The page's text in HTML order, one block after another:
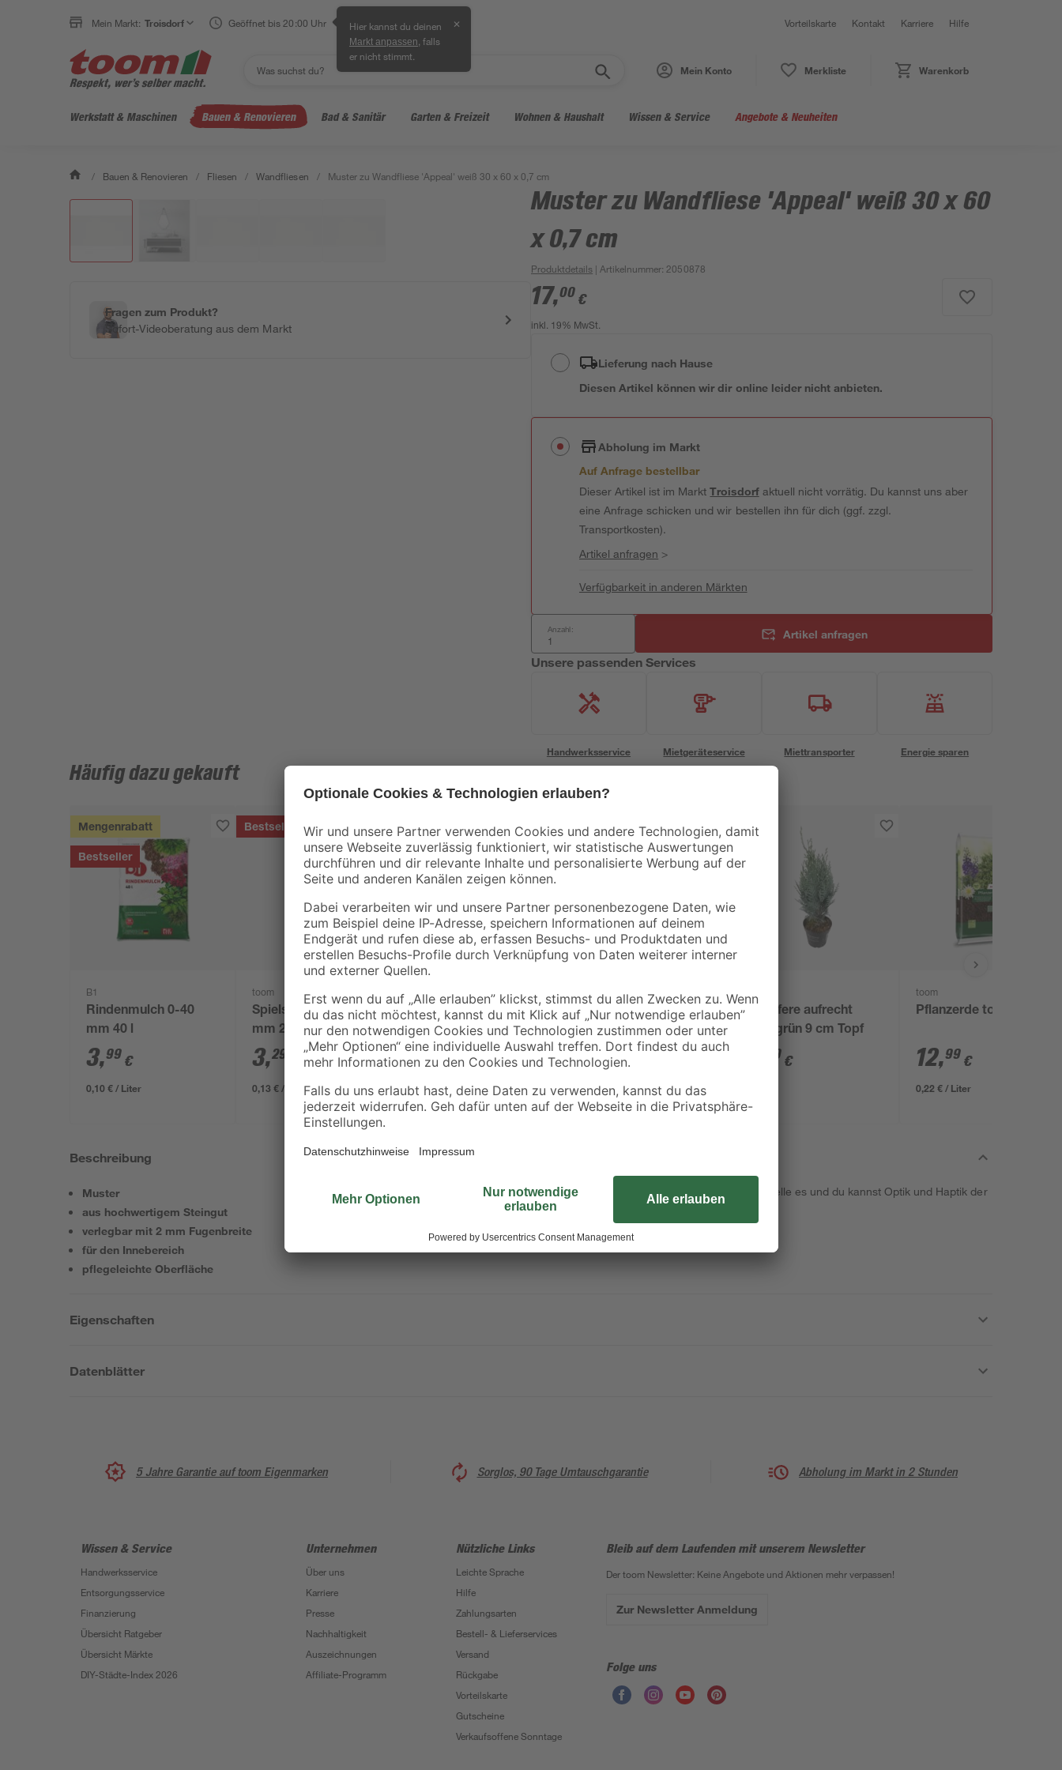
Mein Markt: Troisdorf Geöffnet bis 20:00 Uhr Hier kannst du deinen
Markt anpassen , falls
er nicht stimmt.
✕ Vorteilskarte Kontakt Karriere Hilfe
Mein Konto Merkliste Warenkorb
Werkstatt & Maschinen Bauen & Renovieren Bad & Sanitär Garten & Freizeit Wohnen & Haushalt Wissen & Service Angebote & Neuheiten
/ Bauen & Renovieren / Fliesen / Wandfliesen / Muster zu Wandfliese 'Appeal' weiß 30 x 60 x 0,7 cm
Fragen zum Produkt?
Sofort-Videoberatung aus dem Markt
Muster zu Wandfliese 'Appeal' weiß 30 x 60
x 0,7 cm
Produktdetails | Artikelnummer: 2050878
17,00 €
inkl. 19% MwSt.
Lieferung nach Hause
Diesen Artikel können wir dir online leider nicht anbieten.
Abholung im Markt
Auf Anfrage bestellbar
Dieser Artikel ist im MarktTroisdorfaktuell nicht vorrätig. Du kannst uns aber
eine Anfrage schicken und wir bestellen ihn für dich (ggf. zzgl.
Transportkosten).
Artikel anfragen >
Verfügbarkeit in anderen Märkten
Anzahl: Artikel anfragen
Unsere passenden Services
Handwerksservice Mietgeräteservice Miettransporter Energie sparen
Häufig dazu gekauft
Mengenrabatt
Bestseller
B1
Rindenmulch 0-40
mm 40 l
3,99 €
0,10 € / Liter
Bestseller
toom
Spielsand beige 0-2
mm 25 kg
3,29
0,13 € / Kilogramm
Bestseller
toom
Zimmerpflanzenerde
torffrei 10 l
5,99 €
0,60 € / Liter
Bestseller
toom
Rasenerde torffrei 40 l
10,99
0,27 € / Liter
Konifere aufrecht
blaugrün 9 cm Topf
99 €
toom
Pflanzerde torffrei 60 l
12,99 €
0,22 € / Liter
Beschreibung
Muster
aus hochwertigem Steingut
verlegbar mit 2 mm Fugenbreite
für den Innebereich
pflegeleichte Oberfläche
Dies ist das Handmuster zum Hauptartikel. Bestelle es und du kannst Optik und Haptik der
Fliese zu Hause ausprobieren.
Eigenschaften
Datenblätter
5 Jahre Garantie auf toom Eigenmarken Sorglos, 90 Tage Umtauschgarantie Abholung im Markt in 2 Stunden
Wissen & Service
Handwerksservice
Entsorgungsservice
Finanzierung
Übersicht Ratgeber
Übersicht Märkte
DIY-Städte-Index 2026
Unternehmen
Über uns
Karriere
Presse
Nachhaltigkeit
Auszeichnungen
Affiliate-Programm
Nützliche Links
Leichte Sprache
Hilfe
Zahlungsarten
Bestell- & Lieferservices
Versand
Rückgabe
Vorteilskarte
Gutscheine
Verkaufsoffene Sonntage
Bleib auf dem Laufenden mit unserem Newsletter
Der toom Newsletter: Keine Angebote und Aktionen mehr verpassen!
Zur Newsletter Anmeldung
Folge uns